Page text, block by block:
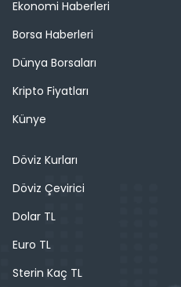
Ekonomi Haberleri
Borsa Haberleri
Dünya Borsaları
Kripto Fiyatları
Künye
Döviz Kurları
Döviz Çevirici
Dolar TL
Euro TL
Sterin Kaç TL